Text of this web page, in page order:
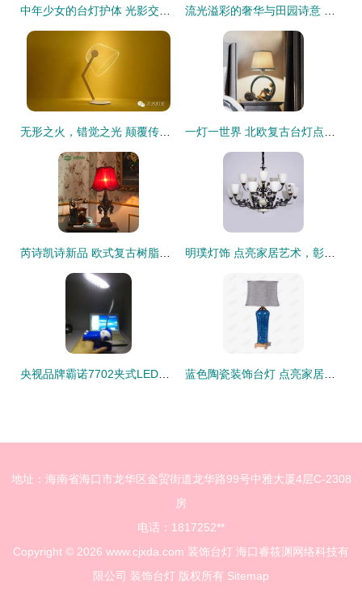
地址：海南省海口市龙华区金贸街道龙华路99号中雅大厦4层C-2308
房
电话：1817252**
Copyright © 2026 www.cjxda.com 装饰台灯 海口睿筱渊网络科技有
限公司 装饰台灯 版权所有 Sitemap